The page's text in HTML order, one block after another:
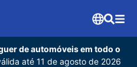
de automóveis em todo o
até 11 de agosto de 2026